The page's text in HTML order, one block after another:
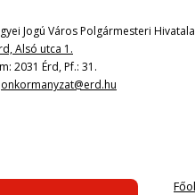
Jogú Város Polgármesteri Hivatala
Alsó utca 1.
2031 Érd, Pf.: 31.
onkormanyzat@erd.hu